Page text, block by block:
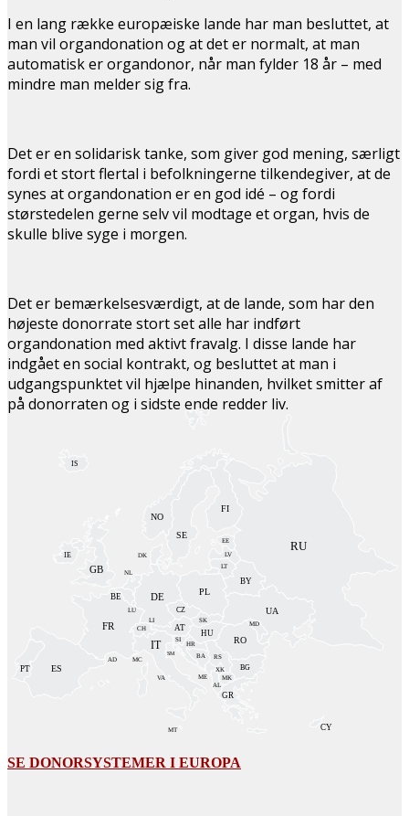
I en lang række europæiske lande har man besluttet, at
man vil organdonation og at det er normalt, at man
automatisk er organdonor, når man fylder 18 år – med
mindre man melder sig fra.
Det er en solidarisk tanke, som giver god mening, særligt
fordi et stort flertal i befolkningerne tilkendegiver, at de
synes at organdonation er en god idé – og fordi
størstedelen gerne selv vil modtage et organ, hvis de
skulle blive syge i morgen.
Det er bemærkelsesværdigt, at de lande, som har den
højeste donorrate stort set alle har indført
organdonation med aktivt fravalg. I disse lande har
indgået en social kontrakt, og besluttet at man i
udgangspunktet vil hjælpe hinanden, hvilket smitter af
på donorraten og i sidste ende redder liv.
AL
AD
AT
BY
BE
BA
BG
HR
CY
CZ
DK
EE
FI
FR
DE
GR
HU
IS
IE
IT
XK
LV
LI
LT
LU
MK
MT
MD
MC
ME
NL
NO
PL
PT
RO
RU
SM
RS
SK
SI
ES
SE
CH
UA
GB
VA
SE DONORSYSTEMER I EUROPA